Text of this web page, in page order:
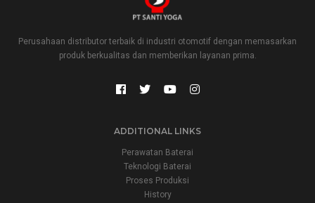
Perusahaan distributor terbaik di industri otomotif dengan memasarkan
produk berkualitas dan memberikan layanan prima.
ADDITIONAL LINKS
Perawatan Baterai
Teknologi Baterai
Proses Produksi
History